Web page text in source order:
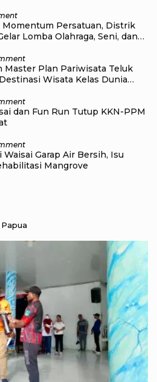
Momentum Persatuan, Distrik
Lomba Olahraga, Seni, dan
Master Plan Pariwisata Teluk
Wisata Kelas Dunia
dan Fun Run Tutup KKN-PPM
Waisai Garap Air Bersih, Isu
Mangrove